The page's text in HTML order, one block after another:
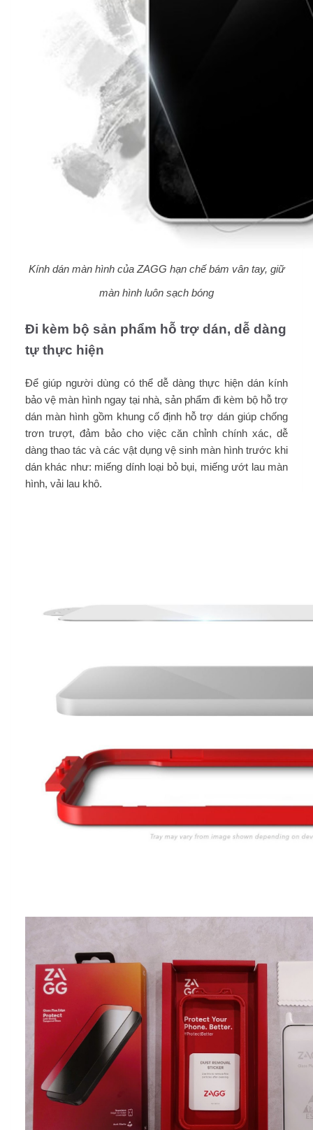
Kính dán màn hình của ZAGG hạn chế bám vân tay, giữ
màn hình luôn sạch bóng
Đi kèm bộ sản phẩm hỗ trợ dán, dễ dàng
tự thực hiện
Để giúp người dùng có thể dễ dàng thực hiện dán kính
bảo vệ màn hình ngay tại nhà, sản phẩm đi kèm bộ hỗ trợ
dán màn hình gồm khung cố định hỗ trợ dán giúp chống
trơn trượt, đảm bảo cho việc căn chỉnh chính xác, dễ
dàng thao tác và các vật dụng vệ sinh màn hình trước khi
dán khác như: miếng dính loại bỏ bụi, miếng ướt lau màn
hình, vải lau khô.